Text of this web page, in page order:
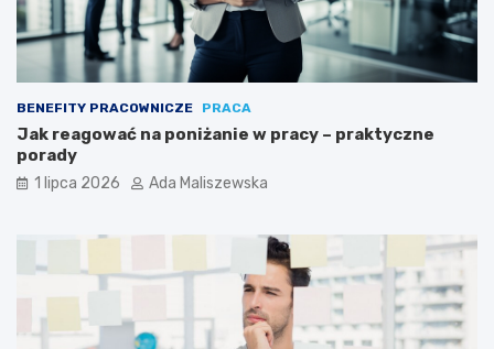
BENEFITY PRACOWNICZE PRACA
Jak reagować na poniżanie w pracy – praktyczne
porady
1 lipca 2026 Ada Maliszewska